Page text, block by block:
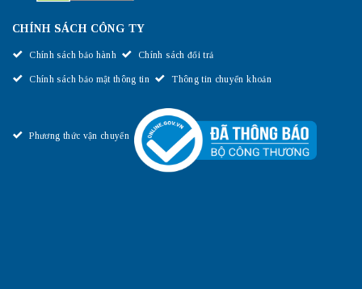
CHÍNH SÁCH CÔNG TY
Chính sách bảo hành Chính sách đổi trả
Chính sách bảo mật thông tin Thông tin chuyển khoản
Phương thức vận chuyển